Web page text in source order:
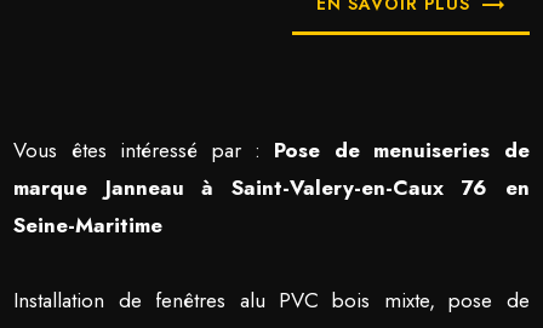
Vous êtes intéressé par : Pose de menuiseries de
marque Janneau à Saint-Valery-en-Caux 76 en
Seine-Maritime
Installation de fenêtres alu PVC bois mixte, pose de